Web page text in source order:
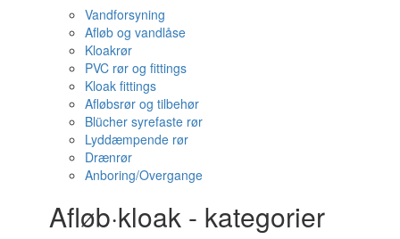
Vandforsyning
Afløb og vandlåse
Kloakrør
PVC rør og fittings
Kloak fittings
Afløbsrør og tilbehør
Blücher syrefaste rør
Lyddæmpende rør
Drænrør
Anboring/Overgange
Afløb·kloak - kategorier